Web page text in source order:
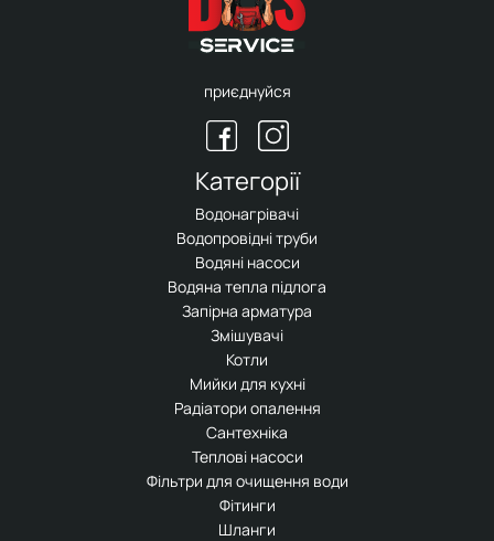
приєднуйся
Категорії
Водонагрівачі
Водопровідні труби
Водяні насоси
Водяна тепла підлога
Запірна арматура
Змішувачі
Котли
Мийки для кухні
Радіатори опалення
Сантехніка
Теплові насоси
Фільтри для очищення води
Фітинги
Шланги